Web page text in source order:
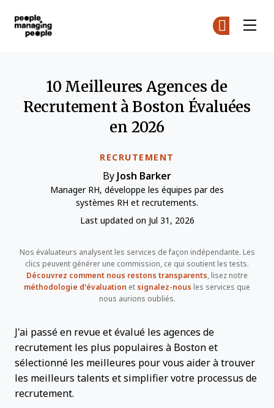
RECRUTEMENT
10 Meilleures Agences de
Recrutement à Boston Évaluées
en 2026
By Josh Barker
Manager RH, développe les équipes par des
systèmes RH et recrutements.
Last updated on Jul 31, 2026
Nos évaluateurs analysent les services de façon indépendante. Les
clics peuvent générer une commission, ce qui soutient les tests.
Découvrez comment nous restons transparents, lisez notre
méthodologie d’évaluation et signalez-nous les services que
nous aurions oubliés.
J'ai passé en revue et évalué les agences de
recrutement les plus populaires à Boston et
sélectionné les meilleures pour vous aider à trouver
les meilleurs talents et simplifier votre processus de
recrutement.